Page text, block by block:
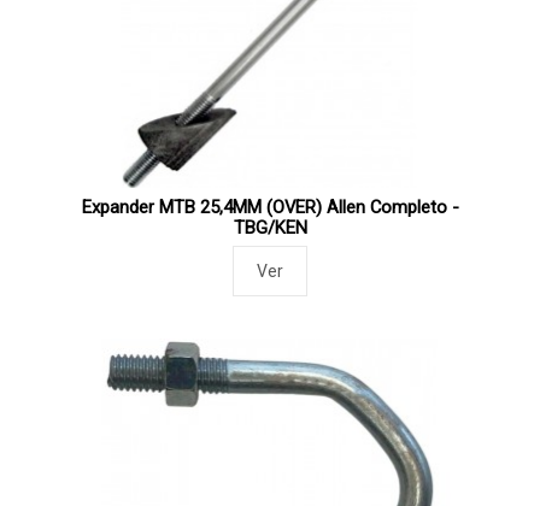
Expander MTB 25,4MM (OVER) Allen Completo -
TBG/KEN
Ver